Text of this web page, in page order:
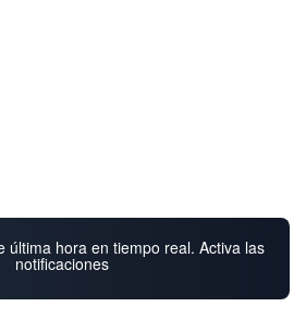
última hora en tiempo real. Activa las
notificaciones